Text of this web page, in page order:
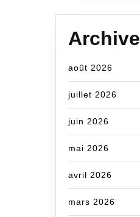
Archive
août 2026
juillet 2026
juin 2026
mai 2026
avril 2026
mars 2026